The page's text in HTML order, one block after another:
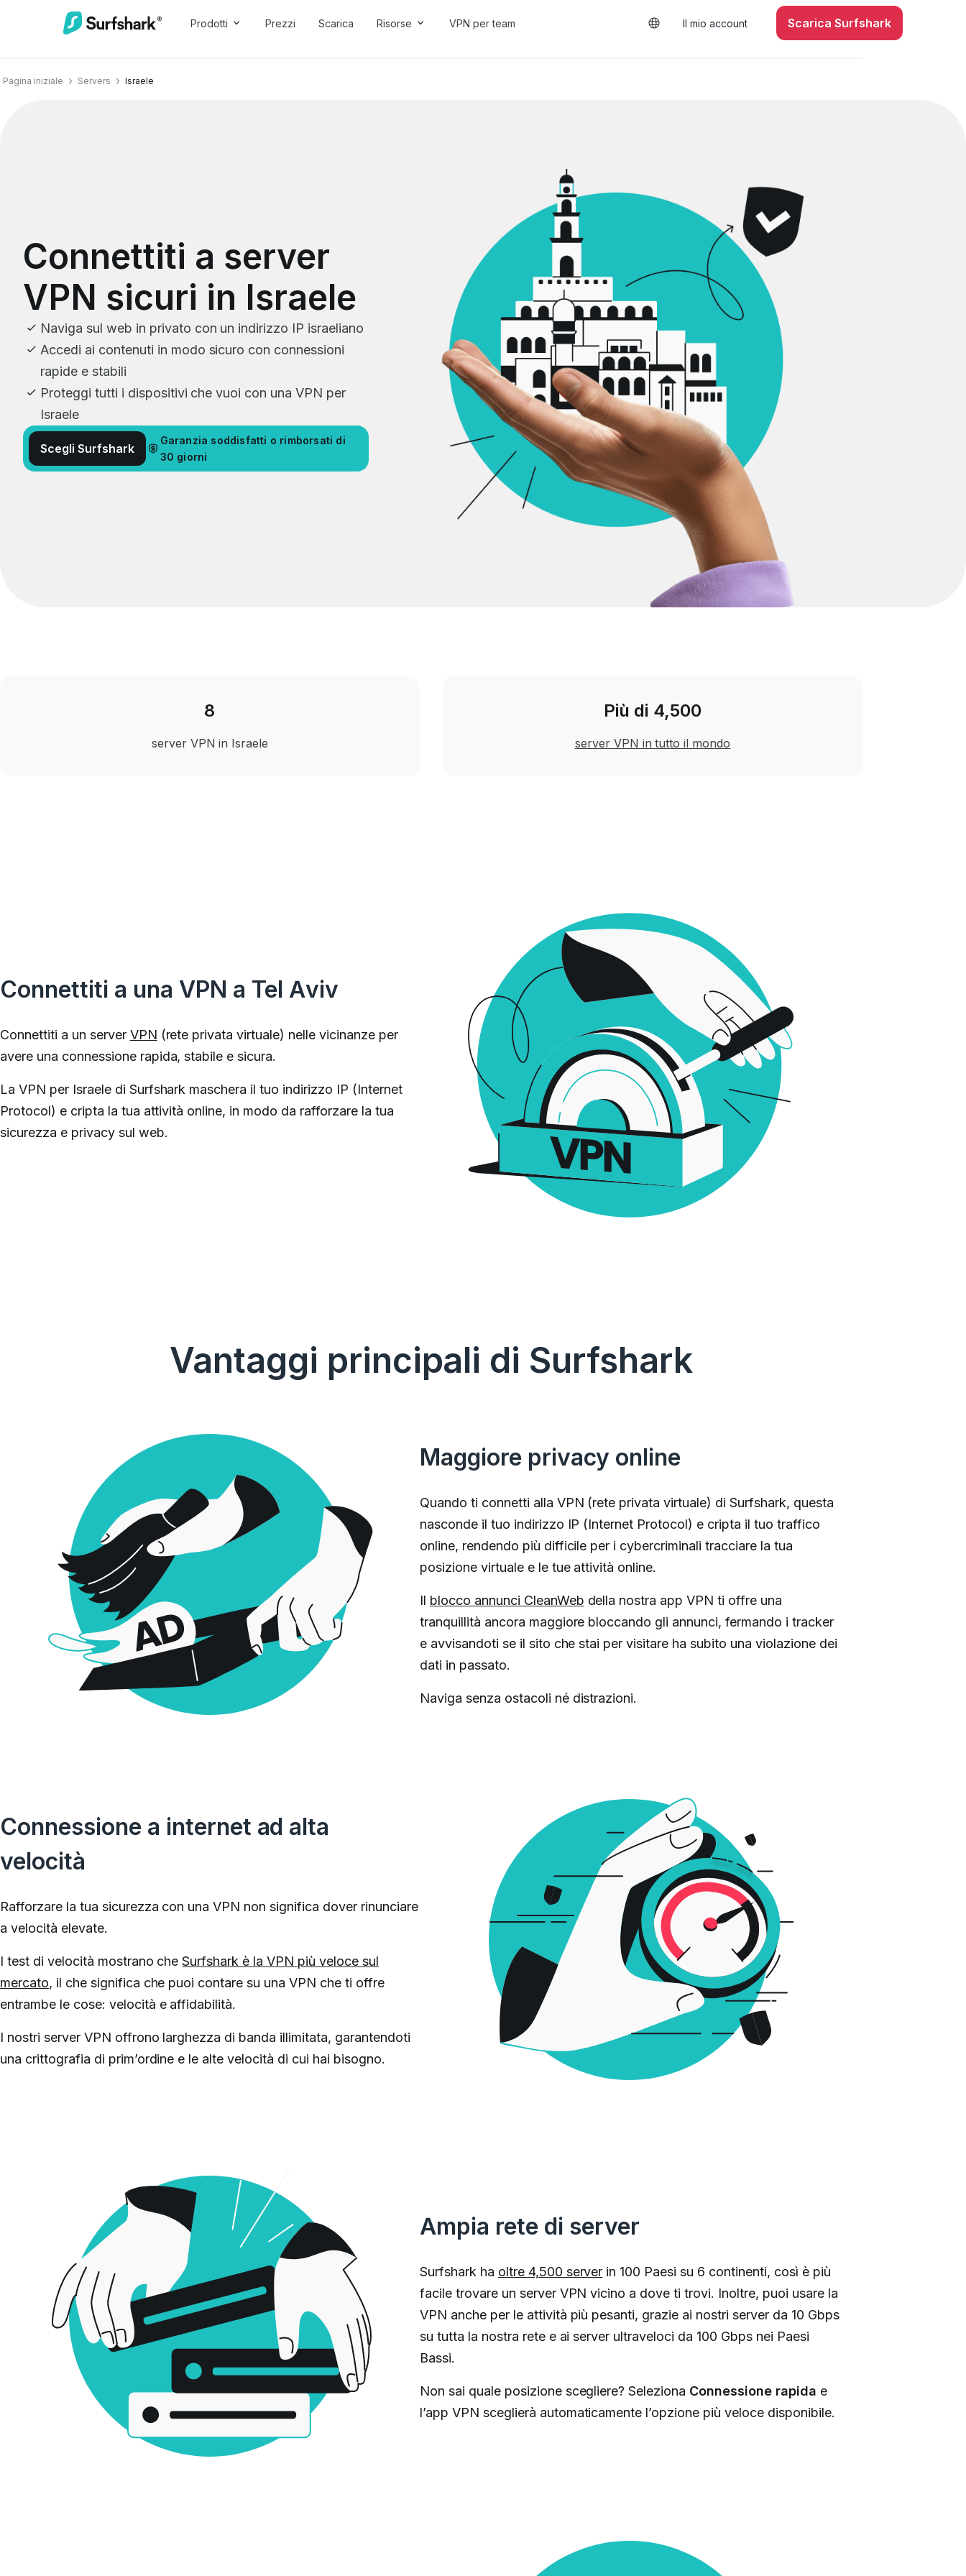
Prodotti Prezzi Scarica Risorse VPN per team Il mio account Scarica Surfshark
Pagina iniziale Servers Israele
Connettiti a server
VPN sicuri in Israele
Naviga sul web in privato con un indirizzo IP israeliano
Accedi ai contenuti in modo sicuro con connessioni
rapide e stabili
Proteggi tutti i dispositivi che vuoi con una VPN per
Israele
Scegli Surfshark
Garanzia soddisfatti o rimborsati di
30 giorni
8
server VPN in Israele
Più di 4,500
server VPN in tutto il mondo
Connettiti a una VPN a Tel Aviv
Connettiti a un server VPN (rete privata virtuale) nelle vicinanze per
avere una connessione rapida, stabile e sicura.
La VPN per Israele di Surfshark maschera il tuo indirizzo IP (Internet
Protocol) e cripta la tua attività online, in modo da rafforzare la tua
sicurezza e privacy sul web.
Vantaggi principali di Surfshark
Maggiore privacy online
Quando ti connetti alla VPN (rete privata virtuale) di Surfshark, questa
nasconde il tuo indirizzo IP (Internet Protocol) e cripta il tuo traffico
online, rendendo più difficile per i cybercriminali tracciare la tua
posizione virtuale e le tue attività online.
Il blocco annunci CleanWeb della nostra app VPN ti offre una
tranquillità ancora maggiore bloccando gli annunci, fermando i tracker
e avvisandoti se il sito che stai per visitare ha subito una violazione dei
dati in passato.
Naviga senza ostacoli né distrazioni.
Connessione a internet ad alta
velocità
Rafforzare la tua sicurezza con una VPN non significa dover rinunciare
a velocità elevate.
I test di velocità mostrano cheSurfshark è la VPN più veloce sul
mercato, il che significa che puoi contare su una VPN che ti offre
entrambe le cose: velocità e affidabilità.
I nostri server VPN offrono larghezza di banda illimitata, garantendoti
una crittografia di prim’ordine e le alte velocità di cui hai bisogno.
Ampia rete di server
Surfshark ha oltre 4,500 server in 100 Paesi su 6 continenti, così è più
facile trovare un server VPN vicino a dove ti trovi. Inoltre, puoi usare la
VPN anche per le attività più pesanti, grazie ai nostri server da 10 Gbps
su tutta la nostra rete e ai server ultraveloci da 100 Gbps nei Paesi
Bassi.
Non sai quale posizione scegliere? Seleziona Connessione rapida e
l’app VPN sceglierà automaticamente l’opzione più veloce disponibile.